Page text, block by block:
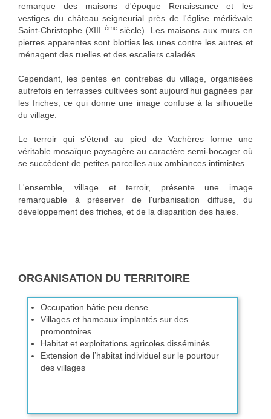
remarque des maisons d'époque Renaissance et les
vestiges du château seigneurial près de l'église médiévale
Saint-Christophe (XIII ème siècle). Les maisons aux murs en
pierres apparentes sont blotties les unes contre les autres et
ménagent des ruelles et des escaliers caladés.
Cependant, les pentes en contrebas du village, organisées
autrefois en terrasses cultivées sont aujourd'hui gagnées par
les friches, ce qui donne une image confuse à la silhouette
du village.
Le terroir qui s'étend au pied de Vachères forme une
véritable mosaïque paysagère au caractère semi-bocager où
se succèdent de petites parcelles aux ambiances intimistes.
L'ensemble, village et terroir, présente une image
remarquable à préserver de l'urbanisation diffuse, du
développement des friches, et de la disparition des haies.
ORGANISATION DU TERRITOIRE
Occupation bâtie peu dense
Villages et hameaux implantés sur des
promontoires
Habitat et exploitations agricoles disséminés
Extension de l’habitat individuel sur le pourtour
des villages